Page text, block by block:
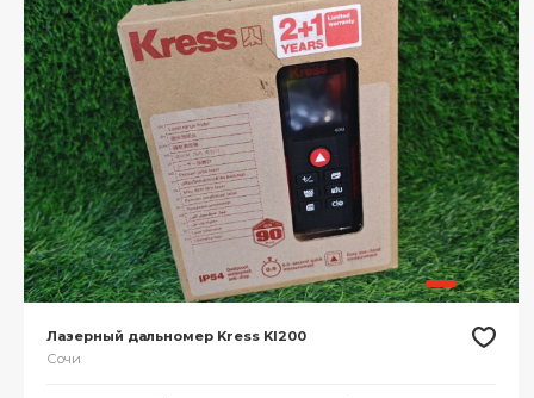
Лазерный дальномер Kress KI200
Сочи